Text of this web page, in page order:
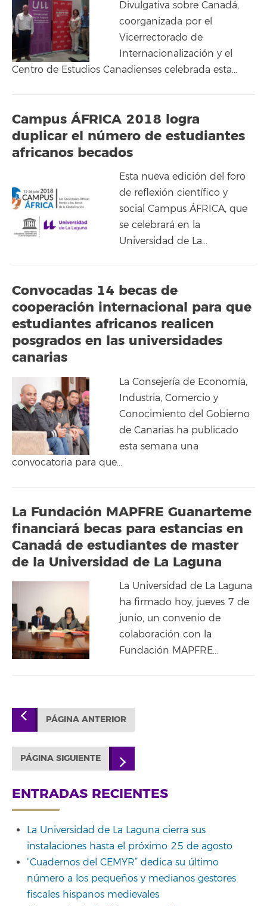
Divulgativa sobre Canadá,
coorganizada por el
Vicerrectorado de
Internacionalización y el
Centro de Estudios Canadienses celebrada esta…
Campus ÁFRICA 2018 logra
duplicar el número de estudiantes
africanos becados
Esta nueva edición del foro
de reflexión científico y
social Campus ÁFRICA, que
se celebrará en la
Universidad de La…
Convocadas 14 becas de
cooperación internacional para que
estudiantes africanos realicen
posgrados en las universidades
canarias
La Consejería de Economía,
Industria, Comercio y
Conocimiento del Gobierno
de Canarias ha publicado
esta semana una
convocatoria para que…
La Fundación MAPFRE Guanarteme
financiará becas para estancias en
Canadá de estudiantes de master
de la Universidad de La Laguna
La Universidad de La Laguna
ha firmado hoy, jueves 7 de
junio, un convenio de
colaboración con la
Fundación MAPFRE…
PÁGINA ANTERIOR
PÁGINA SIGUIENTE
ENTRADAS RECIENTES
La Universidad de La Laguna cierra sus
instalaciones hasta el próximo 25 de agosto
“Cuadernos del CEMYR” dedica su último
número a los pequeños y medianos gestores
fiscales hispanos medievales